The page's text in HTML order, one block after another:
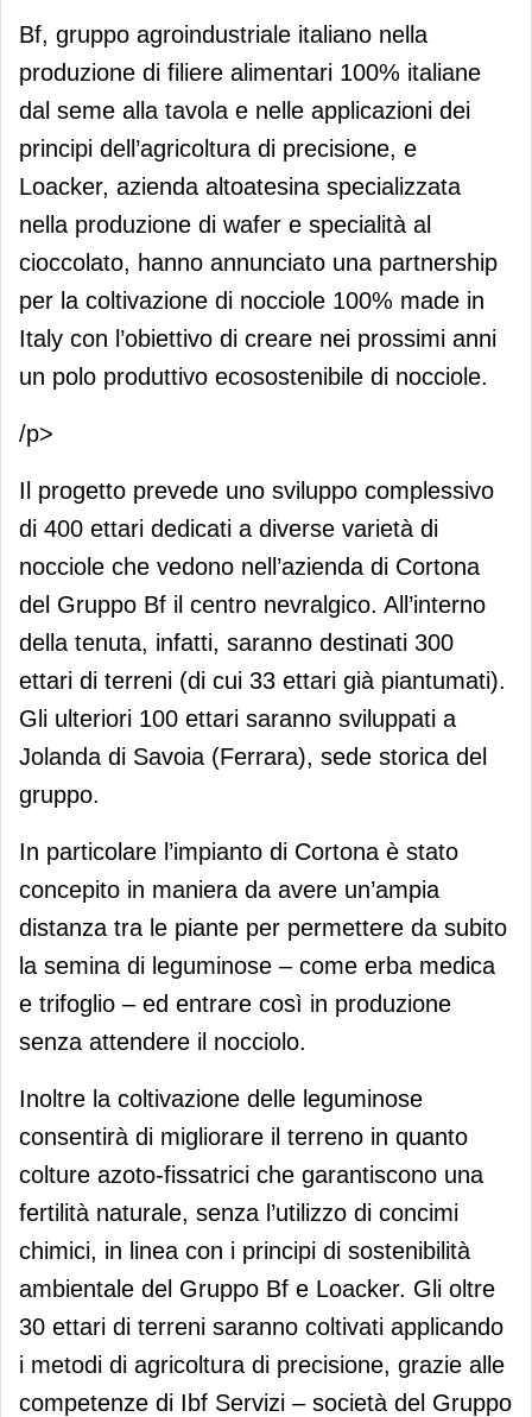
Il gruppo Bf insieme a Loacker per le
nocciole 100% italiane
Bf, gruppo agroindustriale italiano nella
produzione di filiere alimentari 100% italiane
dal seme alla tavola e nelle applicazioni dei
principi dell’agricoltura di precisione, e
Loacker, azienda altoatesina specializzata
nella produzione di wafer e specialità al
cioccolato, hanno annunciato una partnership
per la coltivazione di nocciole 100% made in
Italy con l’obiettivo di creare nei prossimi anni
un polo produttivo ecosostenibile di nocciole.
/p>
Il progetto prevede uno sviluppo complessivo
di 400 ettari dedicati a diverse varietà di
nocciole che vedono nell’azienda di Cortona
del Gruppo Bf il centro nevralgico. All’interno
della tenuta, infatti, saranno destinati 300
ettari di terreni (di cui 33 ettari già piantumati).
Gli ulteriori 100 ettari saranno sviluppati a
Jolanda di Savoia (Ferrara), sede storica del
gruppo.
In particolare l’impianto di Cortona è stato
concepito in maniera da avere un’ampia
distanza tra le piante per permettere da subito
la semina di leguminose – come erba medica
e trifoglio – ed entrare così in produzione
senza attendere il nocciolo.
Inoltre la coltivazione delle leguminose
consentirà di migliorare il terreno in quanto
colture azoto-fissatrici che garantiscono una
fertilità naturale, senza l’utilizzo di concimi
chimici, in linea con i principi di sostenibilità
ambientale del Gruppo Bf e Loacker. Gli oltre
30 ettari di terreni saranno coltivati applicando
i metodi di agricoltura di precisione, grazie alle
competenze di Ibf Servizi – società del Gruppo